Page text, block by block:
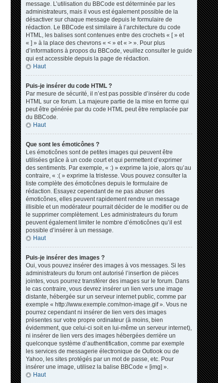
message. L’utilisation du BBCode est déterminée par les
administrateurs, mais il vous est également possible de la
désactiver sur chaque message depuis le formulaire de
rédaction. Le BBCode est similaire à l’architecture du code
HTML, les balises sont contenues entre des crochets « [ » et
« ] » à la place des chevrons « < » et « > ». Pour plus
d’informations à propos du BBCode, veuillez consulter le guide
qui est accessible depuis la page de rédaction.
Haut
Puis-je insérer du code HTML ?
Par mesure de sécurité, il n’est pas possible d’insérer du code
HTML sur ce forum. La majeure partie de la mise en forme qui
peut être générée par du code HTML peut être remplacée par
du BBCode.
Haut
Que sont les émoticônes ?
Les émoticônes sont de petites images qui peuvent être
utilisées grâce à un code court et qui permettent d’exprimer
des sentiments. Par exemple, « :) » exprime la joie, alors qu’au
contraire, « :( » exprime la tristesse. Vous pouvez consulter la
liste complète des émoticônes depuis le formulaire de
rédaction. Essayez cependant de ne pas abuser des
émoticônes, elles peuvent rapidement rendre un message
illisible et un modérateur pourrait décider de le modifier ou de
le supprimer complètement. Les administrateurs du forum
peuvent également limiter le nombre d’émoticônes qu’il est
possible d’insérer à un message.
Haut
Puis-je insérer des images ?
Oui, vous pouvez insérer des images à vos messages. Si les
administrateurs du forum ont autorisé l’insertion de pièces
jointes, vous pourrez transférer des images sur le forum. Dans
le cas contraire, vous devrez insérer un lien vers une image
distante, hébergée sur un serveur internet public, comme par
exemple « http://www.exemple.com/mon-image.gif ». Vous ne
pourrez cependant ni insérer de lien vers des images
présentes sur votre propre ordinateur (à moins, bien
évidemment, que celui-ci soit en lui-même un serveur internet),
ni insérer de lien vers des images hébergées derrière un
quelconque système d’authentification, comme par exemple
les services de messagerie électronique de Outlook ou de
Yahoo, les sites protégés par un mot de passe, etc. Pour
insérer une image, utilisez la balise BBCode « [img] ».
Haut